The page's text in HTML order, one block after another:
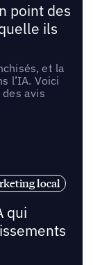
point des
ils
et la
l’IA. Voici
avis
local
qui